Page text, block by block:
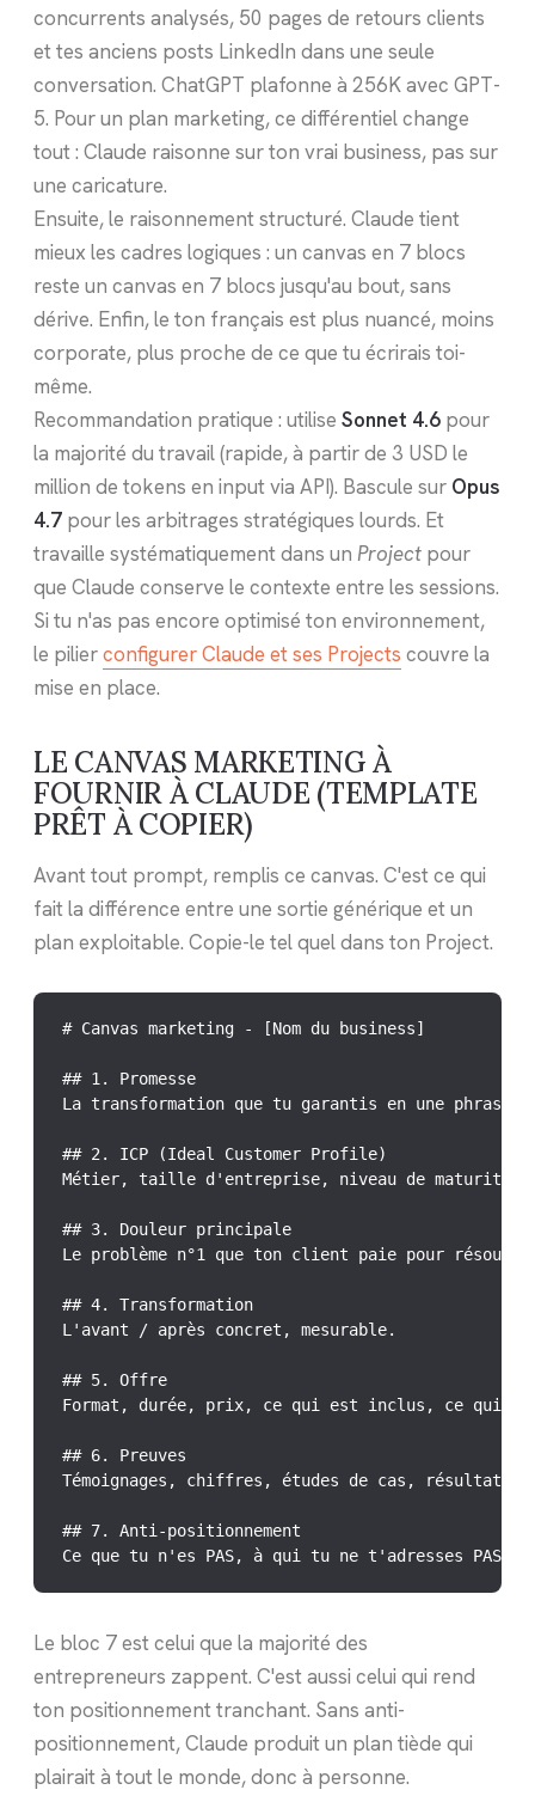
concurrents analysés, 50 pages de retours clients
et tes anciens posts LinkedIn dans une seule
conversation. ChatGPT plafonne à 256K avec GPT-
5. Pour un plan marketing, ce différentiel change
tout : Claude raisonne sur ton vrai business, pas sur
une caricature.
Ensuite, le raisonnement structuré. Claude tient
mieux les cadres logiques : un canvas en 7 blocs
reste un canvas en 7 blocs jusqu'au bout, sans
dérive. Enfin, le ton français est plus nuancé, moins
corporate, plus proche de ce que tu écrirais toi-
même.
Recommandation pratique : utilise Sonnet 4.6 pour
la majorité du travail (rapide, à partir de 3 USD le
million de tokens en input via API). Bascule sur Opus
4.7 pour les arbitrages stratégiques lourds. Et
travaille systématiquement dans un Project pour
que Claude conserve le contexte entre les sessions.
Si tu n'as pas encore optimisé ton environnement,
le pilierconfigurer Claude et ses Projects couvre la
mise en place.
LE CANVAS MARKETING À
FOURNIR À CLAUDE (TEMPLATE
PRÊT À COPIER)
Avant tout prompt, remplis ce canvas. C'est ce qui
fait la différence entre une sortie générique et un
plan exploitable. Copie-le tel quel dans ton Project.
# Canvas marketing - [Nom du business]
## 1. Promesse
La transformation que tu garantis en une phrase.
## 2. ICP (Ideal Customer Profile)
Métier, taille d'entreprise, niveau de maturité,
## 3. Douleur principale
Le problème n°1 que ton client paie pour
## 4. Transformation
L'avant / après concret, mesurable.
## 5. Offre
Format, durée, prix, ce qui est inclus, ce qui
## 6. Preuves
Témoignages, chiffres, études de cas, résultats
## 7. Anti-positionnement
Ce que tu n'es PAS, à qui tu ne t'adresses PAS.
Le bloc 7 est celui que la majorité des
entrepreneurs zappent. C'est aussi celui qui rend
ton positionnement tranchant. Sans anti-
positionnement, Claude produit un plan tiède qui
plairait à tout le monde, donc à personne.